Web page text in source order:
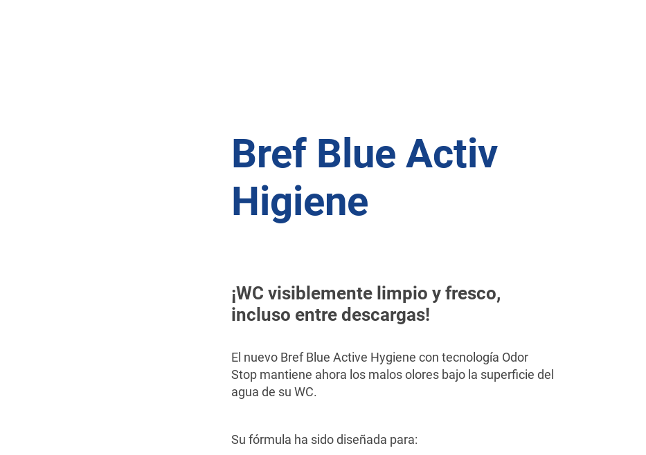
Bref Blue Activ
Higiene
¡WC visiblemente limpio y fresco,
incluso entre descargas!
El nuevo Bref Blue Active Hygiene con tecnología Odor
Stop mantiene ahora los malos olores bajo la superficie del
agua de su WC.
Su fórmula ha sido diseñada para: